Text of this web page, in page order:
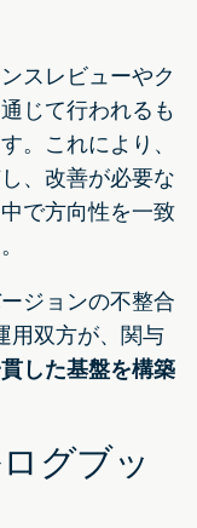
スレビューやク
じて行われるも
。これにより、
、改善が必要な
で方向性を一致
ジョンの不整合
用双方が、関与
した基盤を構築
グブッ